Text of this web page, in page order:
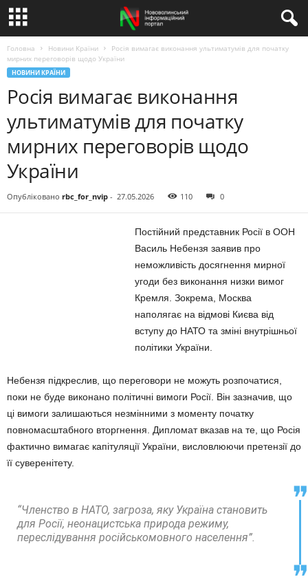
Головна Новини Країни
Росія вимагає виконання ультиматумів для початку
мирних переговорів щодо України
НОВИНИ КРАЇНИ
Росія вимагає виконання
ультиматумів для початку
мирних переговорів щодо
України
Опубліковано rbc_for_nvip - 27.05.2026 110 0
Постійний представник Росії в ООН
Василь Небензя заявив про
неможливість досягнення мирної
угоди без виконання низки вимог
Кремля. Зокрема, Москва
наполягає на відмові Києва від
вступу до НАТО та зміні внутрішньої
політики України.
Небензя підкреслив, що переговори не можуть розпочатися,
поки не буде виконано політичні вимоги Росії. Він зазначив, що
ці вимоги залишаються незмінними з моменту початку
повномасштабного вторгнення. Дипломат вказав на те, що Росія
фактично вимагає капітуляції України, висловлюючи претензії до
її суверенітету.
“Членство в НАТО, загроза, яку Україна становить
для Росії, неонацистська природа режиму,
переслідування російськомовного населення”.